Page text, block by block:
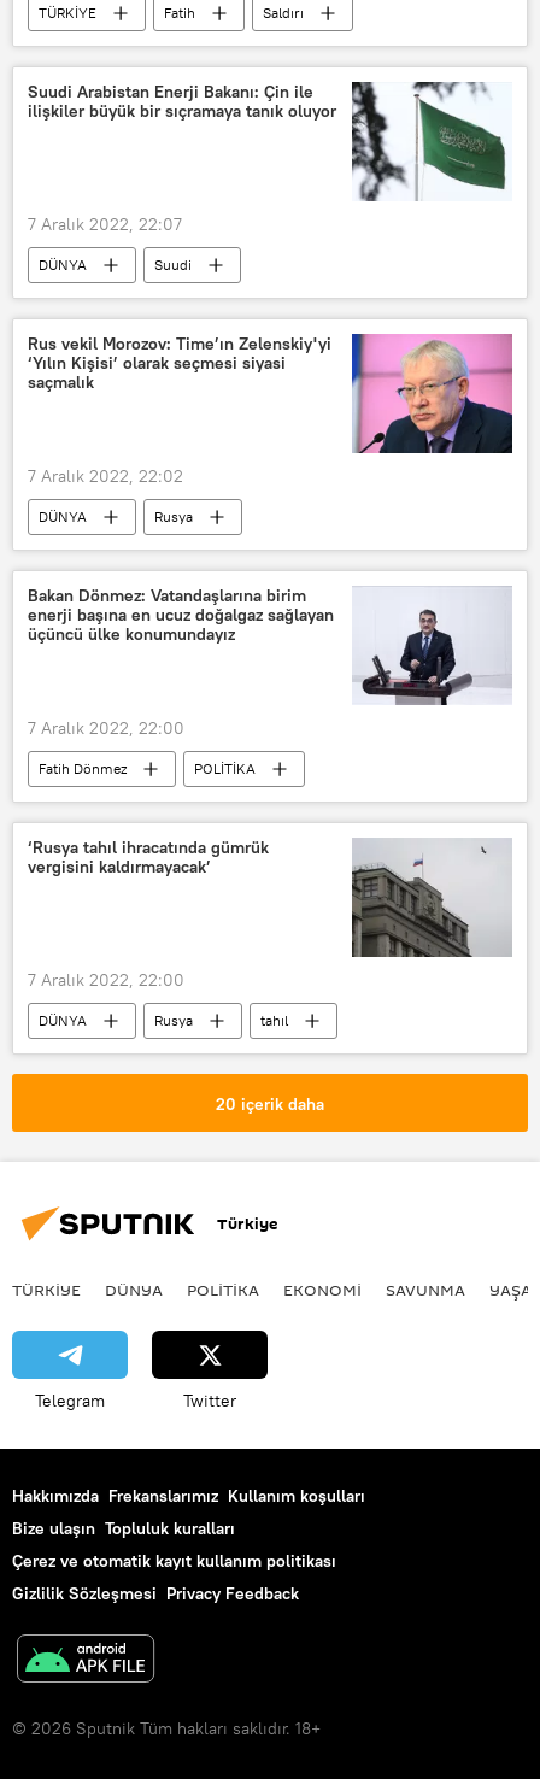
TÜRKİYE Fatih
Saldırı
Tutuklama
Fatih
İstanbul
Pitbull
Suudi Arabistan Enerji Bakanı: Çin ile
ilişkiler büyük bir sıçramaya tanık oluyor
7 Aralık 2022, 22:07
DÜNYA
Suudi
Suudi Arabistan
Çin
Çin Halk Cumhuriyeti
Zirve
iş birliği
Enerji
Rus vekil Morozov: Time’ın Zelenskiy'yi
‘Yılın Kişisi’ olarak seçmesi siyasi
saçmalık
7 Aralık 2022, 22:02
DÜNYA
Rusya
Oleg Morozov
Time
Ukrayna
Vladimir Zelenskiy
Bakan Dönmez: Vatandaşlarına birim
enerji başına en ucuz doğalgaz sağlayan
üçüncü ülke konumundayız
7 Aralık 2022, 22:00
Fatih Dönmez
POLİTİKA
Doğalgaz
TBMM Genel Kurulu
Bütçe görüşmeleri
‘Rusya tahıl ihracatında gümrük
vergisini kaldırmayacak’
7 Aralık 2022, 22:00
DÜNYA Rusya
tahıl
Tahıl ihracatı
tahıl sevkiyatı
20 içerik daha
Türkiye
TÜRKIYE DÜNYA POLİTİKA EKONOMİ SAVUNMA
Telegram Twitter
Hakkımızda Frekanslarımız Kullanım koşulları
Bize ulaşın Topluluk kuralları
Çerez ve otomatik kayıt kullanım politikası
Gizlilik Sözleşmesi Privacy Feedback
© 2026 Sputnik Tüm hakları saklıdır. 18+